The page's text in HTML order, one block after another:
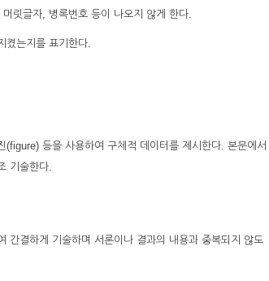
릿글자, 병록번호 등이 나오지 않게 한다.
켰는지를 표기한다.
등을 사용하여 구체적 데이터를 제시한다. 본문에서
기술한다.
간결하게 기술하며 서론이나 결과의 내용과 중복되지 않도